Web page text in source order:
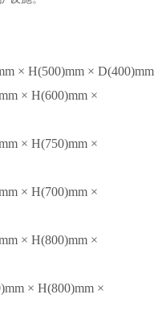
× H(500)mm × D(400)mm
× H(600)mm ×
× H(750)mm ×
× H(700)mm ×
× H(800)mm ×
× H(800)mm ×